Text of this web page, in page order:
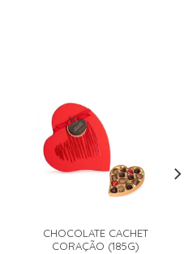
CHOCOLATE CACHET
CORAÇÃO (185G)